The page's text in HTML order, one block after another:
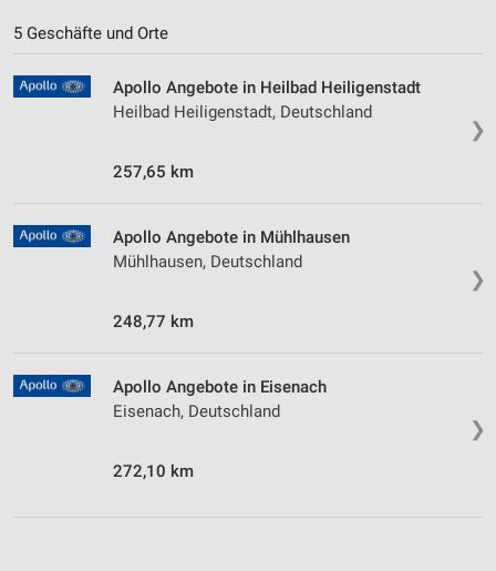
5 Geschäfte und Orte
❯
Apollo Angebote in Heilbad Heiligenstadt
Heilbad Heiligenstadt, Deutschland
257,65 km
❯
Apollo Angebote in Mühlhausen
Mühlhausen, Deutschland
248,77 km
❯
Apollo Angebote in Eisenach
Eisenach, Deutschland
272,10 km